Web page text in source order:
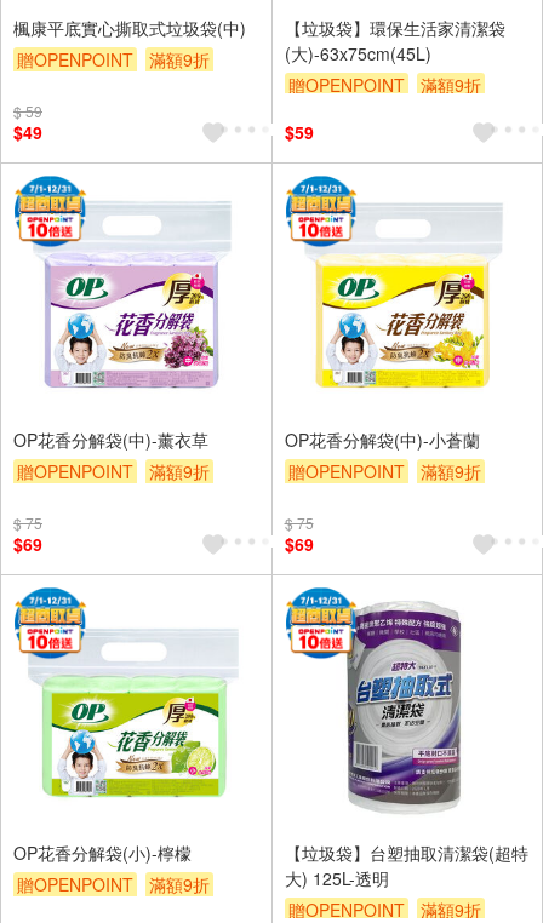
楓康平底實心撕取式垃圾袋(中)
贈OPENPOINT
滿額9折
$ 59
$49
【垃圾袋】環保生活家清潔袋
(大)-63x75cm(45L)
贈OPENPOINT
滿額9折
$59
OP花香分解袋(中)-薰衣草
贈OPENPOINT
滿額9折
$ 75
$69
OP花香分解袋(中)-小蒼蘭
贈OPENPOINT
滿額9折
$ 75
$69
OP花香分解袋(小)-檸檬
贈OPENPOINT
滿額9折
【垃圾袋】台塑抽取清潔袋(超特
大) 125L-透明
贈OPENPOINT
滿額9折